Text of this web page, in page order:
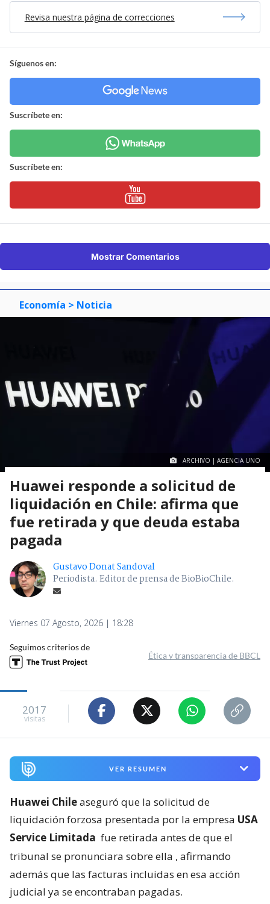
Revisa nuestra página de correcciones
Síguenos en:
Suscríbete en:
Suscríbete en:
Mostrar Comentarios
Economía > Noticia
ARCHIVO | AGENCIA UNO
Huawei responde a solicitud de
liquidación en Chile: afirma que
fue retirada y que deuda estaba
pagada
Gustavo Donat Sandoval
Periodista. Editor de prensa de BioBioChile.
Viernes 07 Agosto, 2026 | 18:28
Seguimos criterios de
Ética y transparencia de BBCL
2017
visitas
VER RESUMEN
Huawei Chileaseguró que la solicitud de
liquidación forzosa presentada por la empresa USA
Service Limitada fue retirada antes de que el
tribunal se pronunciara sobre ella , afirmando
además que las facturas incluidas en esa acción
judicial ya se encontraban pagadas.